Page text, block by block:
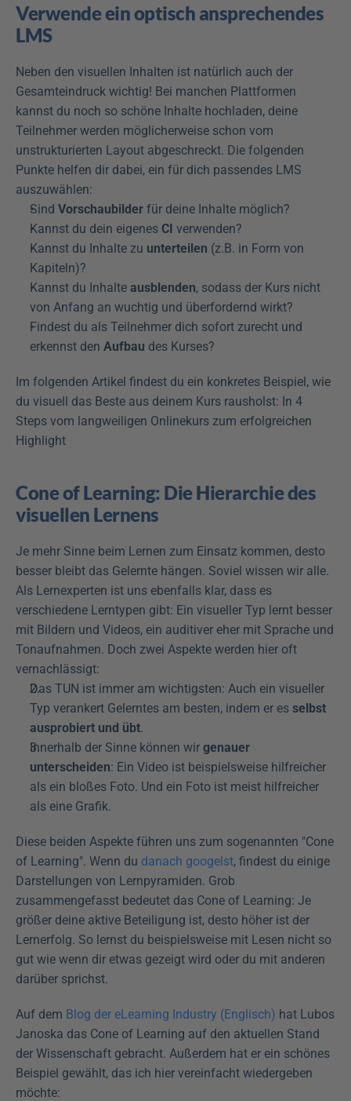
Verwende ein optisch ansprechendes
LMS
Neben den visuellen Inhalten ist natürlich auch der
Gesamteindruck wichtig! Bei manchen Plattformen
kannst du noch so schöne Inhalte hochladen, deine
Teilnehmer werden möglicherweise schon vom
unstrukturierten Layout abgeschreckt. Die folgenden
Punkte helfen dir dabei, ein für dich passendes LMS
auszuwählen:
Sind Vorschaubilder für deine Inhalte möglich?
Kannst du dein eigenes CI verwenden?
Kannst du Inhalte zu unterteilen (z.B. in Form von
Kapiteln)?
Kannst du Inhalte ausblenden, sodass der Kurs nicht
von Anfang an wuchtig und überfordernd wirkt?
Findest du als Teilnehmer dich sofort zurecht und
erkennst den Aufbau des Kurses?
Im folgenden Artikel findest du ein konkretes Beispiel, wie
du visuell das Beste aus deinem Kurs rausholst: In 4
Steps vom langweiligen Onlinekurs zum erfolgreichen
Highlight
Cone of Learning: Die Hierarchie des
visuellen Lernens
Je mehr Sinne beim Lernen zum Einsatz kommen, desto
besser bleibt das Gelernte hängen. Soviel wissen wir alle.
Als Lernexperten ist uns ebenfalls klar, dass es
verschiedene Lerntypen gibt: Ein visueller Typ lernt besser
mit Bildern und Videos, ein auditiver eher mit Sprache und
Tonaufnahmen. Doch zwei Aspekte werden hier oft
vernachlässigt:
Das TUN ist immer am wichtigsten: Auch ein visueller
Typ verankert Gelerntes am besten, indem er es selbst
ausprobiert und übt.
Innerhalb der Sinne können wir genauer
unterscheiden: Ein Video ist beispielsweise hilfreicher
als ein bloßes Foto. Und ein Foto ist meist hilfreicher
als eine Grafik.
Diese beiden Aspekte führen uns zum sogenannten "Cone
of Learning". Wenn du danach googelst, findest du einige
Darstellungen von Lernpyramiden. Grob
zusammengefasst bedeutet das Cone of Learning: Je
größer deine aktive Beteiligung ist, desto höher ist der
Lernerfolg. So lernst du beispielsweise mit Lesen nicht so
gut wie wenn dir etwas gezeigt wird oder du mit anderen
darüber sprichst.
Auf dem Blog der eLearning Industry (Englisch) hat Lubos
Janoska das Cone of Learning auf den aktuellen Stand
der Wissenschaft gebracht. Außerdem hat er ein schönes
Beispiel gewählt, das ich hier vereinfacht wiedergeben
möchte: